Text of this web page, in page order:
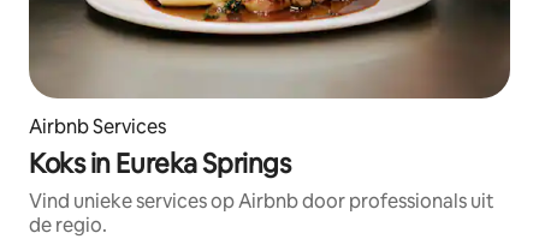
Airbnb Services
Koks in Eureka Springs
Vind unieke services op Airbnb door professionals uit
de regio.